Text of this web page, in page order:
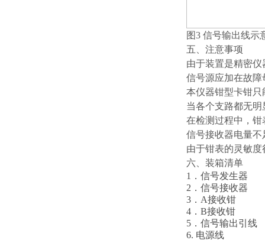
图3 信号输出线示
五、注意事项
由于装置是精密
信号源应加在故障
本仪器钳型卡钳
当各个支路都无
在检测过程中，
信号接收器电量
由于钳表的灵敏
六、装箱清单
1．信号发生器
2．信号接收器
3．A接收钳
4．B接收钳
5．信号输出引线
6. 电源线